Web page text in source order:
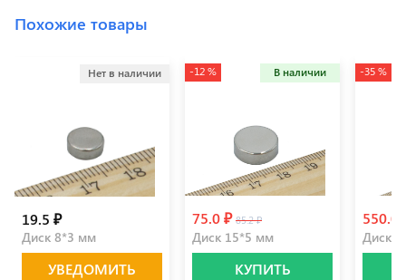
Похожие товары
Нет в наличии
19.5 ₽
Диск 8*3 мм
УВЕДОМИТЬ
-12 % В наличии
75.0 ₽ 85.2 ₽
Диск 15*5 мм
КУПИТЬ
-35 %
550.0
Диск